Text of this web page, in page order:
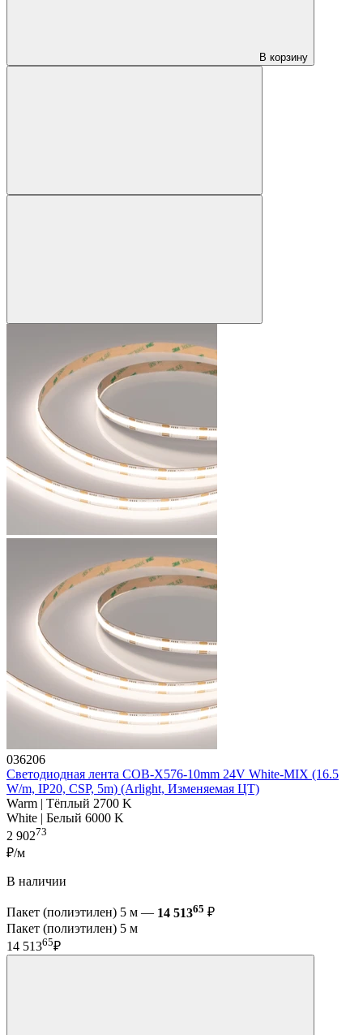
В корзину
036206
Светодиодная лента COB-X576-10mm 24V White-MIX (16.5
W/m, IP20, CSP, 5m) (Arlight, Изменяемая ЦТ)
Warm | Тёплый 2700 K
White | Белый 6000 K
2 90273
₽/м
В наличии
Пакет (полиэтилен) 5 м — 14 51365 ₽
Пакет (полиэтилен) 5 м
14 51365₽